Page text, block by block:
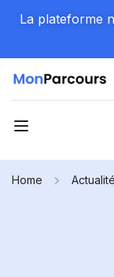
La plateforme
Home